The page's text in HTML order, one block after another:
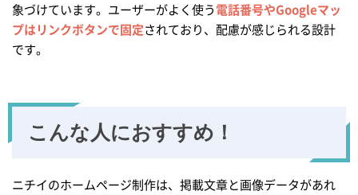
象づけています。ユーザーがよく使う電話番号やGoogleマッ
プはリンクボタンで固定されており、配慮が感じられる設計
です。
こんな人におすすめ！
ニチイのホームページ制作は、掲載文章と画像データがあれ